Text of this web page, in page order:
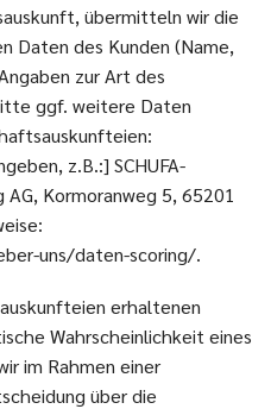
übermitteln wir die
Daten des Kunden (Name,
zur Art des
ggf. weitere Daten
z.B.:] SCHUFA-
Kormoranweg 5, 65201
uns/daten-scoring/.
erhaltenen
Wahrscheinlichkeit eines
im Rahmen einer
über die